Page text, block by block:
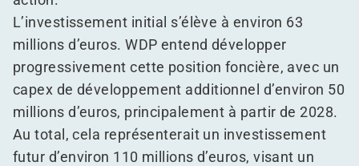
L’investissement initial s’élève à environ 63
millions d’euros. WDP entend développer
progressivement cette position foncière, avec un
capex de développement additionnel d’environ 50
millions d’euros, principalement à partir de 2028.
Au total, cela représenterait un investissement
futur d’environ 110 millions d’euros, visant un